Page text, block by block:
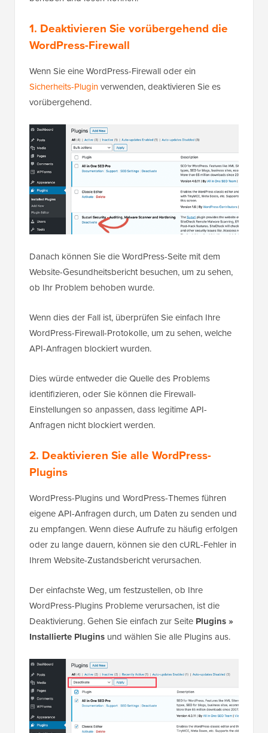
1. Deaktivieren Sie vorübergehend die
WordPress-Firewall
Wenn Sie eine WordPress-Firewall oder ein
Sicherheits-Pluginverwenden, deaktivieren Sie es
vorübergehend.
Danach können Sie die WordPress-Seite mit dem
Website-Gesundheitsbericht besuchen, um zu sehen,
ob Ihr Problem behoben wurde.
Wenn dies der Fall ist, überprüfen Sie einfach Ihre
WordPress-Firewall-Protokolle, um zu sehen, welche
API-Anfragen blockiert wurden.
Dies würde entweder die Quelle des Problems
identifizieren, oder Sie können die Firewall-
Einstellungen so anpassen, dass legitime API-
Anfragen nicht blockiert werden.
2. Deaktivieren Sie alle WordPress-
Plugins
WordPress-Plugins und WordPress-Themes führen
eigene API-Anfragen durch, um Daten zu senden und
zu empfangen. Wenn diese Aufrufe zu häufig erfolgen
oder zu lange dauern, können sie den cURL-Fehler in
Ihrem Website-Zustandsbericht verursachen.
Der einfachste Weg, um festzustellen, ob Ihre
WordPress-Plugins Probleme verursachen, ist die
Deaktivierung. Gehen Sie einfach zur Seite Plugins »
Installierte Plugins und wählen Sie alle Plugins aus.